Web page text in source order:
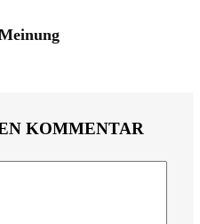
KOMMENTAR